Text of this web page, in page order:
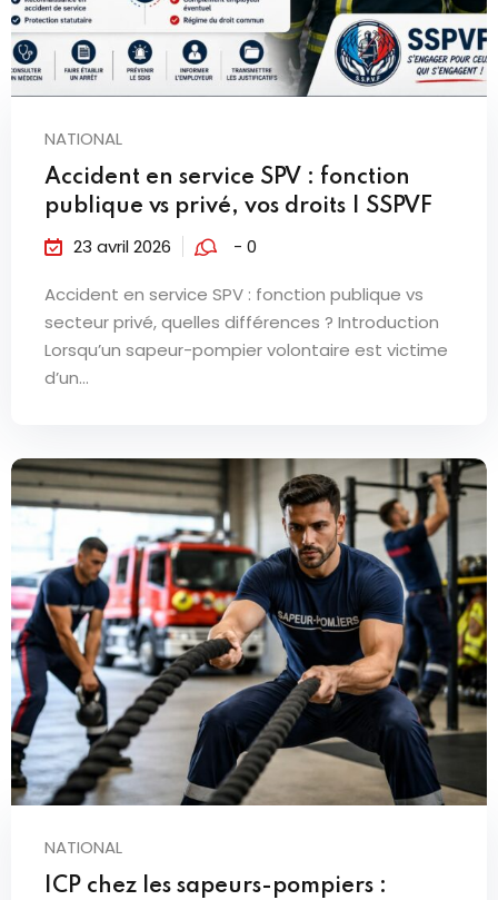
NATIONAL
Accident en service SPV : fonction
publique vs privé, vos droits | SSPVF
23 avril 2026 - 0
Accident en service SPV : fonction publique vs
secteur privé, quelles différences ? Introduction
Lorsqu’un sapeur-pompier volontaire est victime
d’un...
NATIONAL
ICP chez les sapeurs-pompiers :